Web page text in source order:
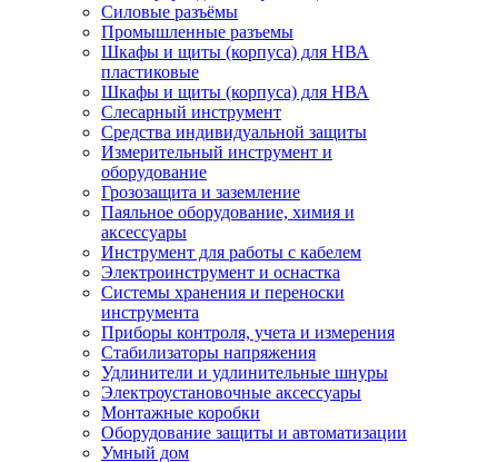
Силовые разъёмы
Промышленные разъемы
Шкафы и щиты (корпуса) для НВА
пластиковые
Шкафы и щиты (корпуса) для НВА
Слесарный инструмент
Средства индивидуальной защиты
Измерительный инструмент и
оборудование
Грозозащита и заземление
Паяльное оборудование, химия и
аксессуары
Инструмент для работы с кабелем
Электроинструмент и оснастка
Системы хранения и переноски
инструмента
Приборы контроля, учета и измерения
Стабилизаторы напряжения
Удлинители и удлинительные шнуры
Электроустановочные аксессуары
Монтажные коробки
Оборудование защиты и автоматизации
Умный дом